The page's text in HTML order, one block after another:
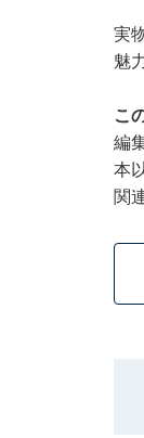
実
魅
こ
編
本
関